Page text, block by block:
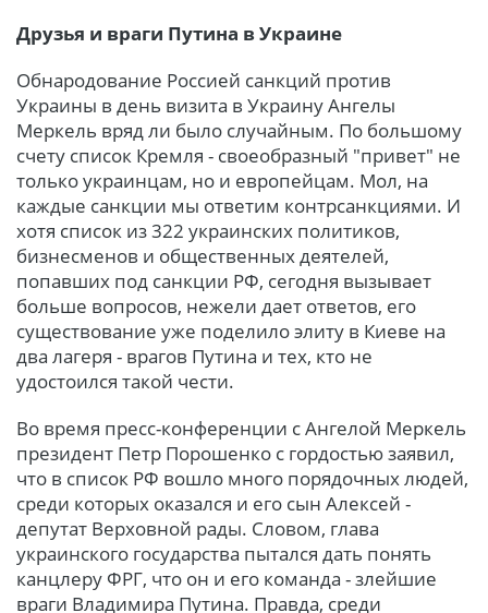
Друзья и враги Путина в Украине
Обнародование Россией санкций против
Украины в день визита в Украину Ангелы
Меркель вряд ли было случайным. По большому
счету список Кремля - своеобразный "привет" не
только украинцам, но и европейцам. Мол, на
каждые санкции мы ответим контрсанкциями. И
хотя список из 322 украинских политиков,
бизнесменов и общественных деятелей,
попавших под санкции РФ, сегодня вызывает
больше вопросов, нежели дает ответов, его
существование уже поделило элиту в Киеве на
два лагеря - врагов Путина и тех, кто не
удостоился такой чести.
Во время пресс-конференции с Ангелой Меркель
президент Петр Порошенко с гордостью заявил,
что в список РФ вошло много порядочных людей,
среди которых оказался и его сын Алексей -
депутат Верховной рады. Словом, глава
украинского государства пытался дать понять
канцлеру ФРГ, что он и его команда - злейшие
враги Владимира Путина. Правда, среди